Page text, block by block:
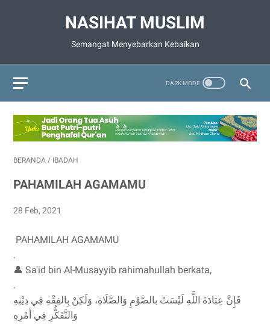
NASIHAT MUSLIM
Semangat Menyebarkan Kebaikan
BERANDA / IBADAH
PAHAMILAH AGAMAMU
28 Feb, 2021
PAHAMILAH AGAMAMU
.
👤 Sa'id bin Al-Musayyib rahimahullah berkata,
.
فَإِنَّ عِبَادَةَ اللَّهِ لَيْسَتْ بالصَّوْمِ وَالصَّلَاةِ، وَلَكِنْ بِالفِقْهِ فِي دِيْنِهِ
وَالتَّفَكُّرِ فِي أَمْرِهِ